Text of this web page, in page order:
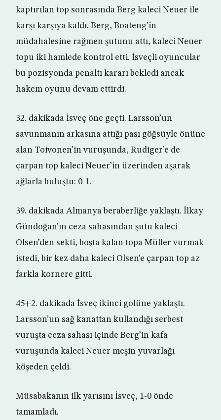
kaptırılan top sonrasında Berg kaleci Neuer ile
karşı karşıya kaldı. Berg, Boateng’in
müdahalesine rağmen şutunu attı, kaleci Neuer
topu iki hamlede kontrol etti. İsveçli oyuncular
bu pozisyonda penaltı kararı bekledi ancak
hakem oyunu devam ettirdi.
32. dakikada İsveç öne geçti. Larsson’un
savunmanın arkasına attığı pası göğsüyle önüne
alan Toivonen’in vuruşunda, Rudiger’e de
çarpan top kaleci Neuer’in üzerinden aşarak
ağlarla buluştu: 0-1.
39. dakikada Almanya beraberliğe yaklaştı. İlkay
Gündoğan’ın ceza sahasından şutu kaleci
Olsen’den sekti, boşta kalan topa Müller vurmak
istedi, bir kez daha kaleci Olsen’e çarpan top az
farkla kornere gitti.
45+2. dakikada İsveç ikinci golüne yaklaştı.
Larsson’un sağ kanattan kullandığı serbest
vuruşta ceza sahası içinde Berg’in kafa
vuruşunda kaleci Neuer meşin yuvarlağı
köşeden çeldi.
Müsabakanın ilk yarısını İsveç, 1-0 önde
tamamladı.